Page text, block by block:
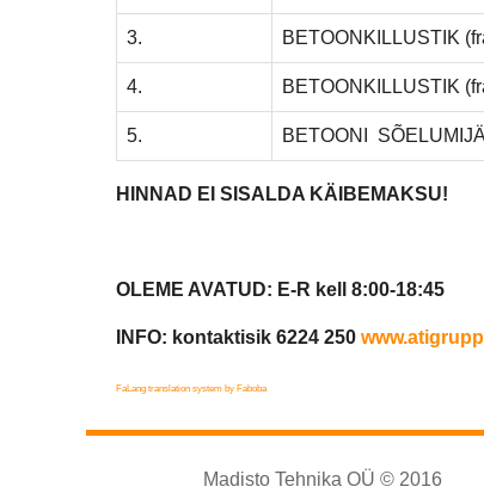
3. BETOONKILLUSTIK
4. BETOONKILLUSTIK
5. BETOONI
HINNAD EI SISALDA KÄIBEMAKSU!
OLEME AVATUD: E-R kell 8:00-18:45
INFO: kontaktisik 6224 250
FaLang translation system by Faboba
Madisto Tehnika OÜ © 2016